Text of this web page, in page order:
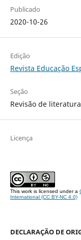
Publicado
2020-10-26
Edição
Revista Educação
Seção
Revisão de
Licença
This work is licensed under a
International (CC BY-NC 4.0)
DECLARAÇÃO DE